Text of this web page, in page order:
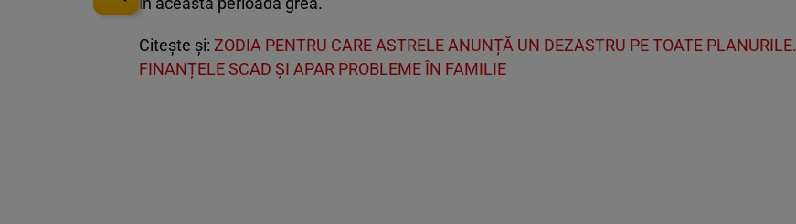
Citește și: ZODIA PENTRU CARE ASTRELE ANUNȚĂ UN DEZASTRU PE TOATE PLANURILE.
FINANȚELE SCAD ȘI APAR PROBLEME ÎN FAMILIE